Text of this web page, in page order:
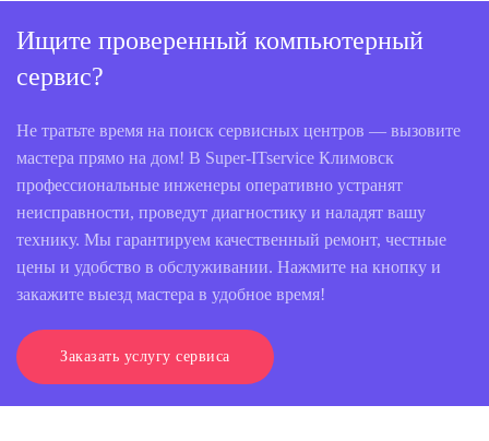
Ищите проверенный компьютерный
сервис?
Не тратьте время на поиск сервисных центров — вызовите
мастера прямо на дом! В Super-ITservice Климовск
профессиональные инженеры оперативно устранят
неисправности, проведут диагностику и наладят вашу
технику. Мы гарантируем качественный ремонт, честные
цены и удобство в обслуживании. Нажмите на кнопку и
закажите выезд мастера в удобное время!
Заказать услугу сервиса